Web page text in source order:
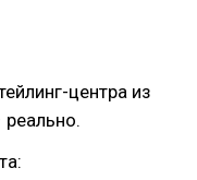
центра из